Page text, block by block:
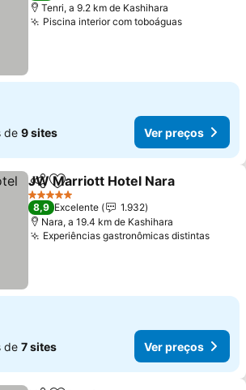
Tenri, a 9.2 km de Kashihara
Piscina interior com toboáguas
de 9 sites Ver preços
PartilharAdicionar aos favoritos
JW Marriott Hotel Nara
5 Estrelas
8,9 Excelente
1.932
Nara, a 19.4 km de Kashihara
Experiências gastronômicas distintas
de 7 sites Ver preços